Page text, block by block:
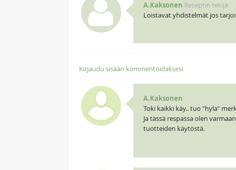
A.Kaksonen Reseptin tekijä
Loistavat yhdistelmät jos
Kirjaudu sisään kommentoidaksesi
A.Kaksonen
Toki kaikki käy.. tuo "hyla"
Ja tässä respassa olen
tuotteiden käytöstä.